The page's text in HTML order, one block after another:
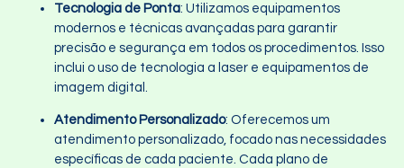
Tecnologia de Ponta: Utilizamos equipamentos
modernos e técnicas avançadas para garantir
precisão e segurança em todos os procedimentos. Isso
inclui o uso de tecnologia a laser e equipamentos de
imagem digital.
Atendimento Personalizado: Oferecemos um
atendimento personalizado, focado nas necessidades
específicas de cada paciente. Cada plano de